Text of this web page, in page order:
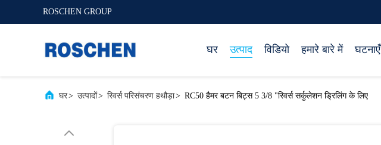
ROSCHEN GROUP
घर उत्पाद विडियो हमारे बारे में घटनाएँ
घर> उत्पादों> रिवर्स परिसंचरण हथौड़ा> RC50 हैमर बटन बिट्स 5 3/8 "रिवर्स सर्कुलेशन ड्रिलिंग के लिए